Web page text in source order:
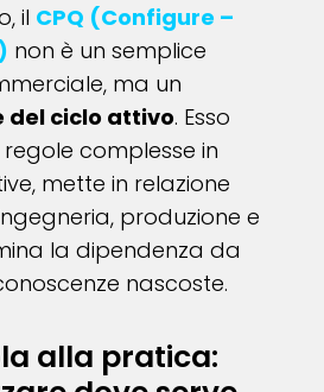
il CPQ (Configure –
non è un semplice
ma un
ciclo attivo. Esso
complesse in
mette in relazione
produzione e
la dipendenza da
nascoste.
alla pratica: